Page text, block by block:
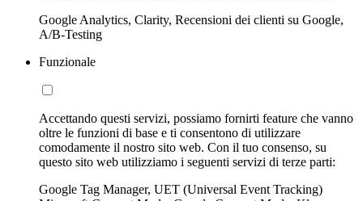
Google Analytics, Clarity, Recensioni dei clienti su Google,
A/B-Testing
Funzionale
Accettando questi servizi, possiamo fornirti feature che vanno
oltre le funzioni di base e ti consentono di utilizzare
comodamente il nostro sito web. Con il tuo consenso, su
questo sito web utilizziamo i seguenti servizi di terze parti:
Google Tag Manager, UET (Universal Event Tracking)